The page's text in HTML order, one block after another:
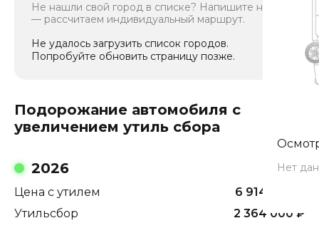
Нет
Не нашли свой город в списке? Напишите нам
— рассчитаем индивидуальный маршрут.
Не удалось загрузить список городов.
Попробуйте обновить страницу позже.
Подорожание автомобиля с
увеличением утиль сбора
2026
Цена с утилем 6 914 634
Утильсбор
2 364 000 ₽